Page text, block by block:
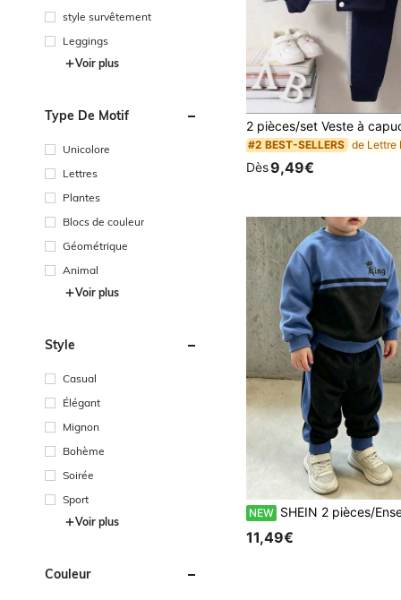
style survêtement
Leggings
Voir plus
Type De Motif
Unicolore
Lettres
Plantes
Blocs de couleur
Géométrique
Animal
Voir plus
Style
Casual
Élégant
Mignon
Bohème
Soirée
Sport
Voir plus
Couleur
#2 BEST-SELLERS
Dès9,49€
NEW SHEIN 2 pièces/Ensemble Sweat-shirt à col rond et pantalon de survêtement minimaliste et confortable pour jeune garçon, design imprimé intégral de lettres anglaises minimalistes et cool, convient pour les rassemblements de vacances et les fêtes, décontracté et confortable, premier choix pour les petits garçons au printemps, en automne et en
11,49€